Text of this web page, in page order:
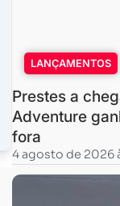
LANÇAMENTOS
Prestes a
Adventure
fora
4 agosto de 2026